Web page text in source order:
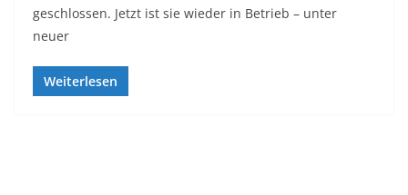
geschlossen. Jetzt ist sie wieder in Betrieb – unter
neuer
Weiterlesen